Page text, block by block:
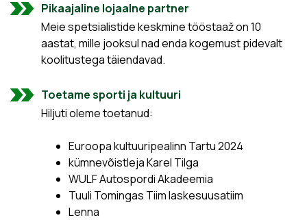
Pikaajaline lojaalne partner
Meie spetsialistide keskmine tööstaaž on 10
aastat, mille jooksul nad enda kogemust pidevalt
koolitustega täiendavad.
Toetame sporti ja kultuuri
Hiljuti oleme toetanud:
Euroopa kultuuripealinn Tartu 2024
kümnevõistleja Karel Tilga
WULF Autospordi Akadeemia
Tuuli Tomingas Tiim laskesuusatiim
Lenna